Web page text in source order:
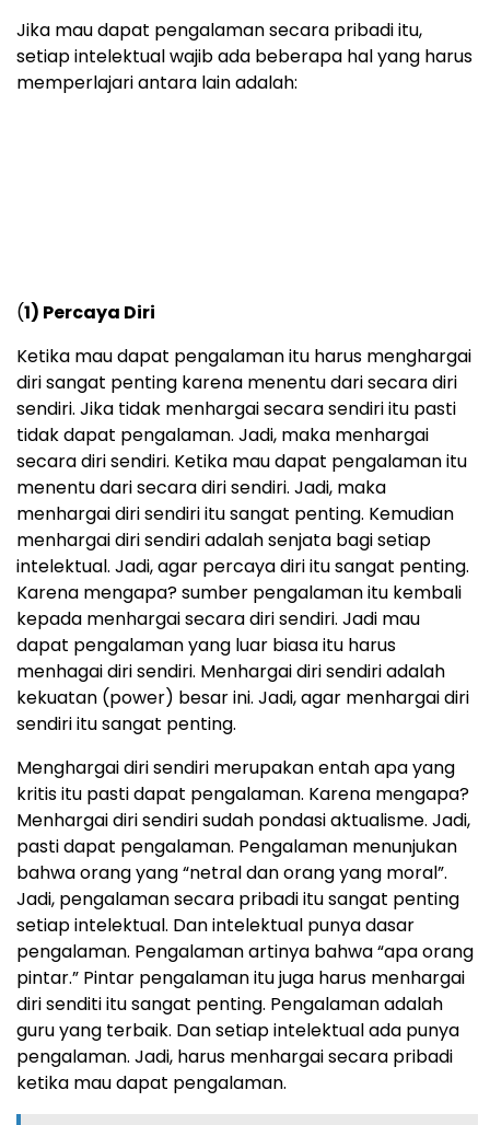
Jika mau dapat pengalaman secara pribadi itu,
setiap intelektual wajib ada beberapa hal yang harus
memperlajari antara lain adalah:
(1) Percaya Diri
Ketika mau dapat pengalaman itu harus menghargai
diri sangat penting karena menentu dari secara diri
sendiri. Jika tidak menhargai secara sendiri itu pasti
tidak dapat pengalaman. Jadi, maka menhargai
secara diri sendiri. Ketika mau dapat pengalaman itu
menentu dari secara diri sendiri. Jadi, maka
menhargai diri sendiri itu sangat penting. Kemudian
menhargai diri sendiri adalah senjata bagi setiap
intelektual. Jadi, agar percaya diri itu sangat penting.
Karena mengapa? sumber pengalaman itu kembali
kepada menhargai secara diri sendiri. Jadi mau
dapat pengalaman yang luar biasa itu harus
menhagai diri sendiri. Menhargai diri sendiri adalah
kekuatan (power) besar ini. Jadi, agar menhargai diri
sendiri itu sangat penting.
Menghargai diri sendiri merupakan entah apa yang
kritis itu pasti dapat pengalaman. Karena mengapa?
Menhargai diri sendiri sudah pondasi aktualisme. Jadi,
pasti dapat pengalaman. Pengalaman menunjukan
bahwa orang yang “netral dan orang yang moral”.
Jadi, pengalaman secara pribadi itu sangat penting
setiap intelektual. Dan intelektual punya dasar
pengalaman. Pengalaman artinya bahwa “apa orang
pintar.” Pintar pengalaman itu juga harus menhargai
diri senditi itu sangat penting. Pengalaman adalah
guru yang terbaik. Dan setiap intelektual ada punya
pengalaman. Jadi, harus menhargai secara pribadi
ketika mau dapat pengalaman.